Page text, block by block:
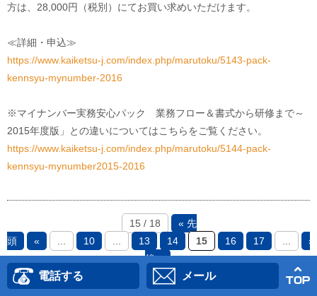
方は、28,000円（税別）にてお買い求めいただけます。
≪詳細・申込≫
https://www.kaiketsu-j.com/index.php/marutoku/5143-pack-
kennsyu-mynumber-2016
※マイナンバー実務安心パック 業務フロー＆書式から研修まで～
2015年度版」との違いについてはこちらをご覧ください。
https://www.kaiketsu-j.com/index.php/marutoku/5144-pack-
kennsyu-mynumber2015-2016
15 / 18
« 先
頭
« 10 13 14 15 16 17
»
後 »
電話する メール